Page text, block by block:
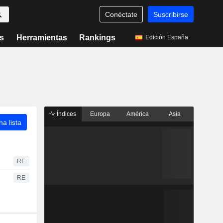
Conéctate Suscribirse
Herramientas Rankings Edición España
lista
RE
RE
Índices Europa América Asia